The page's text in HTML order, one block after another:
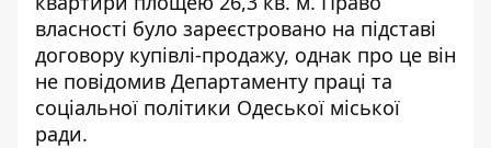
власності було зареєстровано на підставі
договору купівлі-продажу, однак про це він
не повідомив Департаменту праці та
соціальної політики Одеської міської
ради.